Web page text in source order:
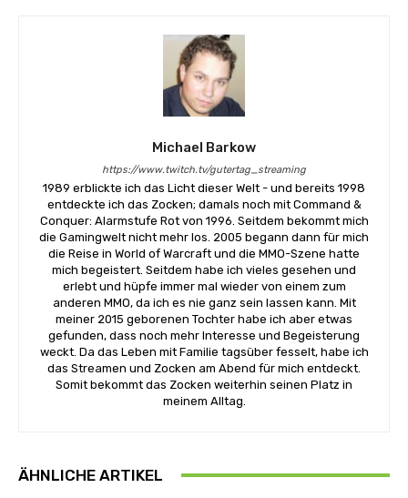
Michael Barkow
https://www.twitch.tv/gutertag_streaming
1989 erblickte ich das Licht dieser Welt - und bereits 1998
entdeckte ich das Zocken; damals noch mit Command &
Conquer: Alarmstufe Rot von 1996. Seitdem bekommt mich
die Gamingwelt nicht mehr los. 2005 begann dann für mich
die Reise in World of Warcraft und die MMO-Szene hatte
mich begeistert. Seitdem habe ich vieles gesehen und
erlebt und hüpfe immer mal wieder von einem zum
anderen MMO, da ich es nie ganz sein lassen kann. Mit
meiner 2015 geborenen Tochter habe ich aber etwas
gefunden, dass noch mehr Interesse und Begeisterung
weckt. Da das Leben mit Familie tagsüber fesselt, habe ich
das Streamen und Zocken am Abend für mich entdeckt.
Somit bekommt das Zocken weiterhin seinen Platz in
meinem Alltag.
ÄHNLICHE ARTIKEL